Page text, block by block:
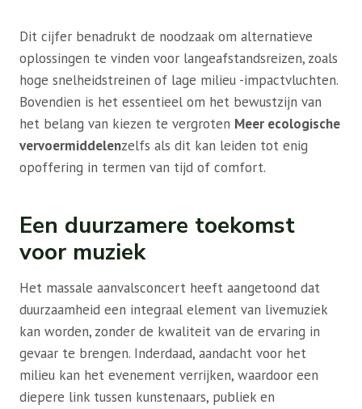
Dit cijfer benadrukt de noodzaak om alternatieve
oplossingen te vinden voor langeafstandsreizen, zoals
hoge snelheidstreinen of lage milieu -impactvluchten.
Bovendien is het essentieel om het bewustzijn van
het belang van kiezen te vergroten Meer ecologische
vervoermiddelenzelfs als dit kan leiden tot enig
opoffering in termen van tijd of comfort.
Een duurzamere toekomst
voor muziek
Het massale aanvalsconcert heeft aangetoond dat
duurzaamheid een integraal element van livemuziek
kan worden, zonder de kwaliteit van de ervaring in
gevaar te brengen. Inderdaad, aandacht voor het
milieu kan het evenement verrijken, waardoor een
diepere link tussen kunstenaars, publiek en